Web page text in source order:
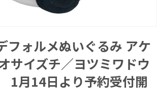
フォルメぬいぐるみ アケ
サイズチ／ヨツミワドウ
1月14日より予約受付開